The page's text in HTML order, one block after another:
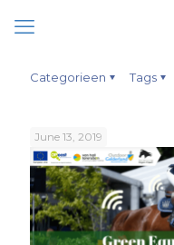
Categorieen Tags
June 13, 2019